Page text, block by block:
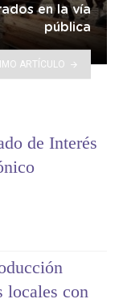
en la vía
pública
ARTÍCULO
de Interés
locales con